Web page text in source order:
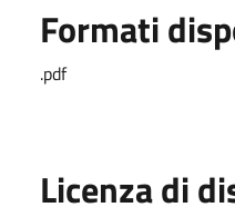
Formati
.pdf
Licenza di